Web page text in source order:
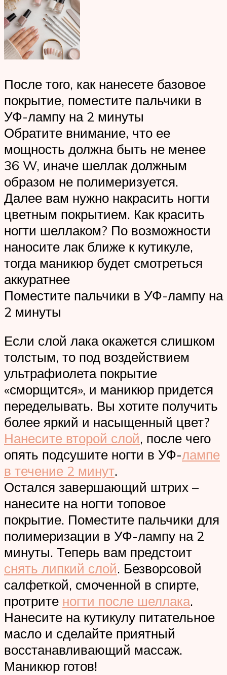
После того, как нанесете базовое
покрытие, поместите пальчики в
УФ-лампу на 2 минуты
Обратите внимание, что ее
мощность должна быть не менее
36 W, иначе шеллак должным
образом не полимеризуется.
Далее вам нужно накрасить ногти
цветным покрытием. Как красить
ногти шеллаком? По возможности
наносите лак ближе к кутикуле,
тогда маникюр будет смотреться
аккуратнее
Поместите пальчики в УФ-лампу на
2 минуты
Если слой лака окажется слишком
толстым, то под воздействием
ультрафиолета покрытие
«сморщится», и маникюр придется
переделывать. Вы хотите получить
более яркий и насыщенный цвет?
Нанесите второй слой, после чего
опять подсушите ногти в УФ-лампе
в течение 2 минут.
Остался завершающий штрих –
нанесите на ногти топовое
покрытие. Поместите пальчики для
полимеризации в УФ-лампу на 2
минуты. Теперь вам предстоит
снять липкий слой. Безворсовой
салфеткой, смоченной в спирте,
протрите ногти после шеллака.
Нанесите на кутикулу питательное
масло и сделайте приятный
восстанавливающий массаж.
Маникюр готов!